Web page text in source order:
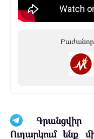
Ուղարկում ենք